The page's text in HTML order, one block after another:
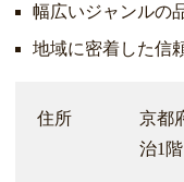
幅広いジャンルの
地域に密着した信
住所
京都
治1階